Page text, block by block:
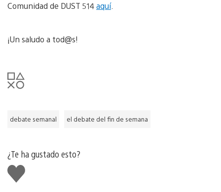
Comunidad de DUST 514aquí.
¡Un saludo a tod@s!
debate semanal el debate del fin de semana
¿Te ha gustado esto?
Me
gusta